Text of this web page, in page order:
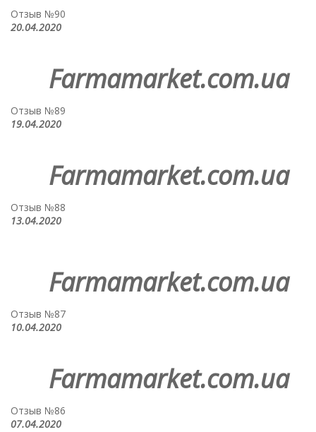
Отзыв №90
20.04.2020
Farmamarket.com.ua
Отзыв №89
19.04.2020
Farmamarket.com.ua
Отзыв №88
13.04.2020
Farmamarket.com.ua
Отзыв №87
10.04.2020
Farmamarket.com.ua
Отзыв №86
07.04.2020